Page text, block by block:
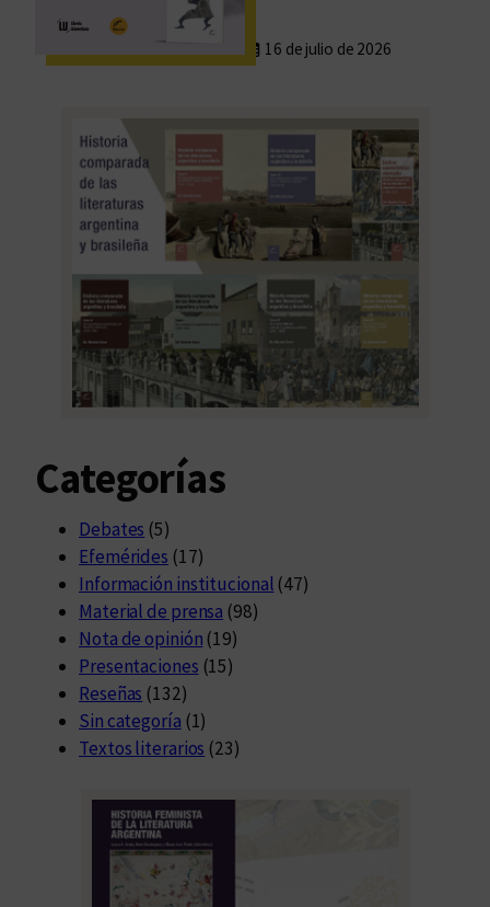
16 de julio de 2026
Categorías
Debates (5)
Efemérides (17)
Información institucional (47)
Material de prensa (98)
Nota de opinión (19)
Presentaciones (15)
Reseñas (132)
Sin categoría (1)
Textos literarios (23)